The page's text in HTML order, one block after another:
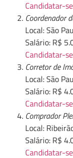
Candidatar-se
Coordenador
Local: São
Salário: R$
Candidatar-se
Corretor de
Local: São
Salário: R$
Candidatar-se
Comprador
Local:
Salário: R$
Candidatar-se